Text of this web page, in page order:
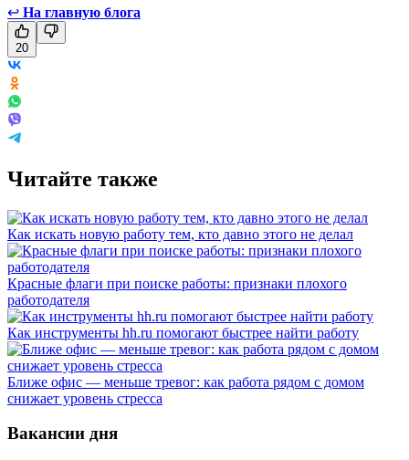
↩ На главную блога
20
Читайте также
Как искать новую работу тем, кто давно этого не делал
Красные флаги при поиске работы: признаки плохого
работодателя
Как инструменты hh.ru помогают быстрее найти работу
Ближе офис — меньше тревог: как работа рядом с домом
снижает уровень стресса
Вакансии дня